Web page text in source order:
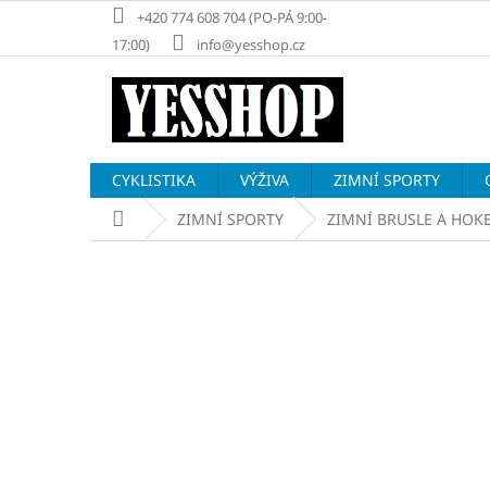
obsah
+420 774 608 704 (PO-PÁ 9:00-
17:00)
info@yesshop.cz
CYKLISTIKA VÝŽIVA ZIMNÍ SPORTY
Domů ZIMNÍ SPORTY ZIMNÍ BRUSLE A